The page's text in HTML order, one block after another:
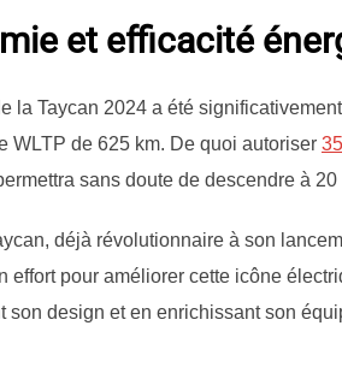
et efficacité
la Taycan 2024 a été
WLTP de 625 km. De quoi autoriser
sans doute de descendre à 20
déjà révolutionnaire à son
effort pour améliorer cette icône
son design et en enrichissant son